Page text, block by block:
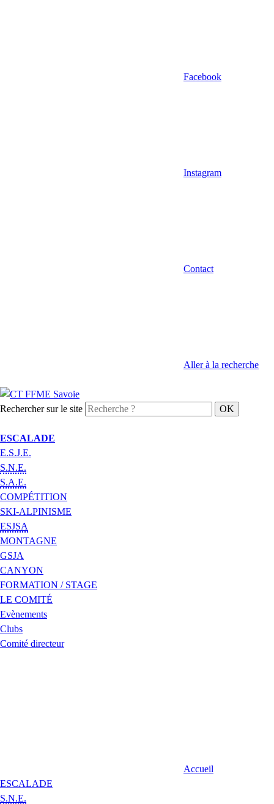
Facebook
Instagram
Contact
Aller à la recherche
Rechercher sur le site
ESCALADE
E.S.J.E.
S.N.E.
S.A.E.
COMPÉTITION
SKI-ALPINISME
ESJSA
MONTAGNE
GSJA
CANYON
FORMATION / STAGE
LE COMITÉ
Evènements
Clubs
Comité directeur
Accueil
ESCALADE
S.N.E.